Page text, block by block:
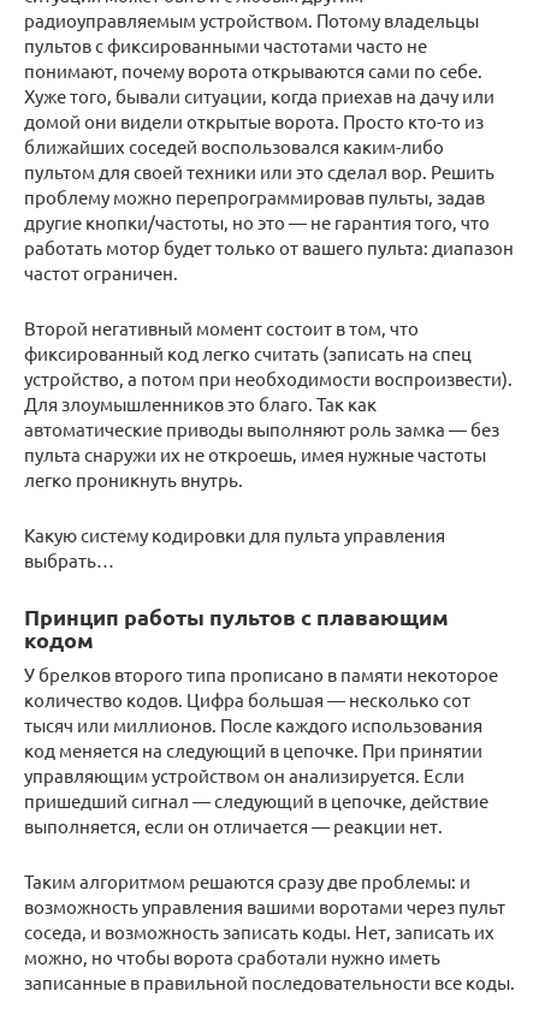
радиоуправляемым устройством. Потому владельцы
пультов с фиксированными частотами часто не
понимают, почему ворота открываются сами по себе.
Хуже того, бывали ситуации, когда приехав на дачу или
домой они видели открытые ворота. Просто кто-то из
ближайших соседей воспользовался каким-либо
пультом для своей техники или это сделал вор. Решить
проблему можно перепрограммировав пульты, задав
другие кнопки/частоты, но это — не гарантия того, что
работать мотор будет только от вашего пульта: диапазон
частот ограничен.
Второй негативный момент состоит в том, что
фиксированный код легко считать (записать на спец
устройство, а потом при необходимости воспроизвести).
Для злоумышленников это благо. Так как
автоматические приводы выполняют роль замка — без
пульта снаружи их не откроешь, имея нужные частоты
легко проникнуть внутрь.
Какую систему кодировки для пульта управления
выбрать…
Принцип работы пультов с плавающим
кодом
У брелков второго типа прописано в памяти некоторое
количество кодов. Цифра большая — несколько сот
тысяч или миллионов. После каждого использования
код меняется на следующий в цепочке. При принятии
управляющим устройством он анализируется. Если
пришедший сигнал — следующий в цепочке, действие
выполняется, если он отличается — реакции нет.
Таким алгоритмом решаются сразу две проблемы: и
возможность управления вашими воротами через пульт
соседа, и возможность записать коды. Нет, записать их
можно, но чтобы ворота сработали нужно иметь
записанные в правильной последовательности все коды.